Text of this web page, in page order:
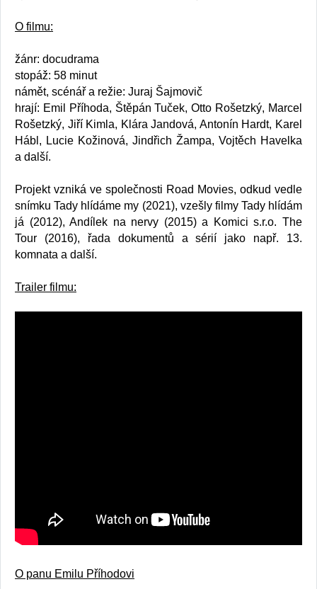
O filmu:
žánr: docudrama
stopáž: 58 minut
námět, scénář a režie: Juraj Šajmovič
hrají: Emil Příhoda, Štěpán Tuček, Otto Rošetzký, Marcel
Rošetzký, Jiří Kimla, Klára Jandová, Antonín Hardt, Karel
Hábl, Lucie Kožinová, Jindřich Žampa, Vojtěch Havelka
a další.
Projekt vzniká ve společnosti Road Movies, odkud vedle
snímku Tady hlídáme my (2021), vzešly filmy Tady hlídám
já (2012), Andílek na nervy (2015) a Komici s.r.o. The
Tour (2016), řada dokumentů a sérií jako např. 13.
komnata a další.
Trailer filmu:
O panu Emilu Příhodovi